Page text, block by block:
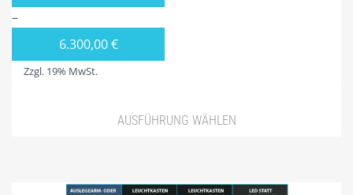
–
6.300,00€
Zzgl. 19% MwSt.
AUSFÜHRUNG WÄHLEN